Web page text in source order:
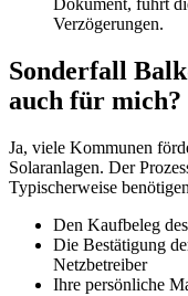
Dokument, führt
Verzögerungen.
Sonderfall
auch für mich?
Ja, viele Kommunen
Solaranlagen. Der
Typischerweise
Den Kaufbeleg des
Die Bestätigung
Netzbetreiber
Ihre persönliche